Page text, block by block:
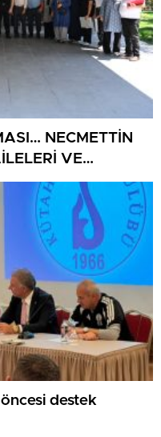
NECMETTİN
VE
destek